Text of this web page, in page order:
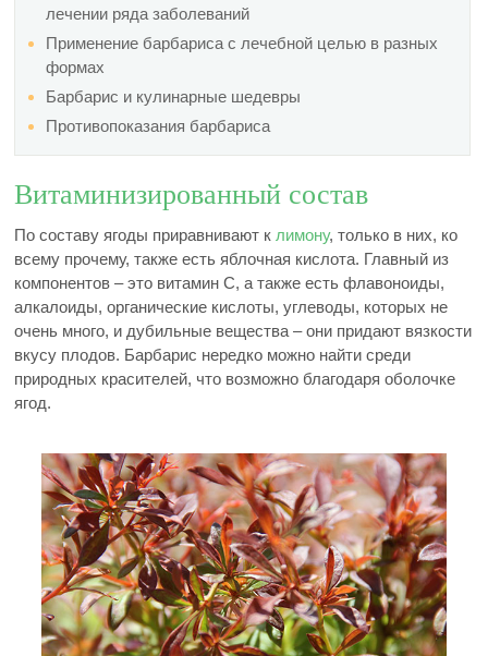
лечении ряда заболеваний
Применение барбариса с лечебной целью в разных
формах
Барбарис и кулинарные шедевры
Противопоказания барбариса
Витаминизированный состав
По составу ягоды приравнивают к лимону, только в них, ко
всему прочему, также есть яблочная кислота. Главный из
компонентов – это витамин C, а также есть флавоноиды,
алкалоиды, органические кислоты, углеводы, которых не
очень много, и дубильные вещества – они придают вязкости
вкусу плодов. Барбарис нередко можно найти среди
природных красителей, что возможно благодаря оболочке
ягод.